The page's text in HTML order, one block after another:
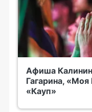
Афиша
Гагарина,
«Кауп»